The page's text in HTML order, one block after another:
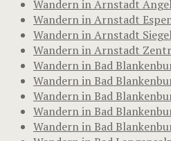
Wandern in Arnstadt
Wandern in Arnstadt
Wandern in Arnstadt
Wandern in Arnstadt
Wandern in Bad
Wandern in Bad
Wandern in Bad
Wandern in Bad
Wandern in Bad